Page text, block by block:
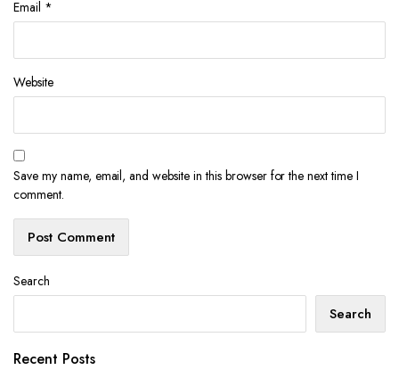
Email *
Website
Save my name, email, and website in this browser for the next time I
comment.
Search
Search
Recent Posts